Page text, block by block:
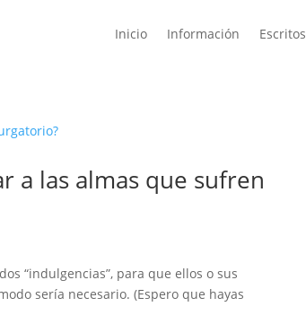
Inicio Información Escritos
a las almas que sufren
“indulgencias”, para que ellos o sus
sería necesario. (Espero que hayas